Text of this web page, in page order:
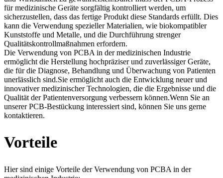
für medizinische Geräte sorgfältig kontrolliert werden, um
sicherzustellen, dass das fertige Produkt diese Standards erfüllt. Dies
kann die Verwendung spezieller Materialien, wie biokompatibler
Kunststoffe und Metalle, und die Durchführung strenger
Qualitätskontrollmaßnahmen erfordern.
Die Verwendung von PCBA in der medizinischen Industrie
ermöglicht die Herstellung hochpräziser und zuverlässiger Geräte,
die für die Diagnose, Behandlung und Überwachung von Patienten
unerlässlich sind.Sie ermöglicht auch die Entwicklung neuer und
innovativer medizinischer Technologien, die die Ergebnisse und die
Qualität der Patientenversorgung verbessern können.Wenn Sie an
unserer PCB-Bestückung interessiert sind, können Sie uns gerne
kontaktieren.
Vorteile
Hier sind einige Vorteile der Verwendung von PCBA in der